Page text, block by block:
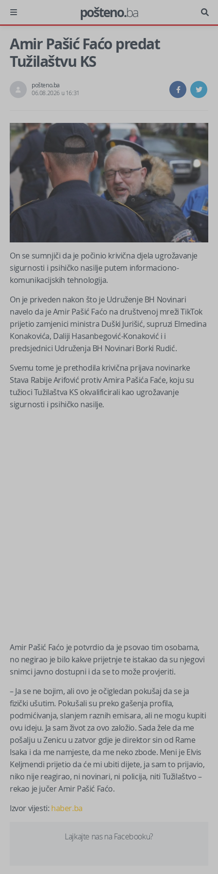
pošteno.ba
Amir Pašić Faćo predat
Tužilaštvu KS
pošteno.ba
06.08.2026 u 16:31
On se sumnjiči da je počinio krivična djela ugrožavanje
sigurnosti i psihičko nasilje putem informaciono-
komunikacijskih tehnologija.
On je priveden nakon što je Udruženje BH Novinari
navelo da je Amir Pašić Faćo na društvenoj mreži TikTok
prijetio zamjenici ministra Duški Jurišić, supruzi Elmedina
Konakovića, Daliji Hasanbegović-Konaković i i
predsjednici Udruženja BH Novinari Borki Rudić.
Svemu tome je prethodila krivična prijava novinarke
Stava Rabije Arifović protiv Amira Pašića Faće, koju su
tužioci Tužilaštva KS okvalificirali kao ugrožavanje
sigurnosti i psihičko nasilje.
Amir Pašić Faćo je potvrdio da je psovao tim osobama,
no negirao je bilo kakve prijetnje te istakao da su njegovi
snimci javno dostupni i da se to može provjeriti.
– Ja se ne bojim, ali ovo je očigledan pokušaj da se ja
fizički ušutim. Pokušali su preko gašenja profila,
podmićivanja, slanjem raznih emisara, ali ne mogu kupiti
ovu ideju. Ja sam život za ovo založio. Sada žele da me
pošalju u Zenicu u zatvor gdje je direktor sin od Rame
Isaka i da me namjeste, da me neko zbode. Meni je Elvis
Keljmendi prijetio da će mi ubiti dijete, ja sam to prijavio,
niko nije reagirao, ni novinari, ni policija, niti Tužilaštvo –
rekao je jučer Amir Pašić Faćo.
Izvor vijesti: haber.ba
Lajkajte nas na Facebooku?